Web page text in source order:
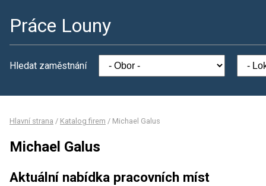
Práce Louny
Hledat zaměstnání
Hlavní strana / Katalog firem / Michael Galus
Michael Galus
Aktuální nabídka pracovních míst